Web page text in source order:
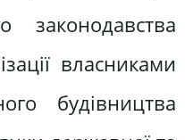
законодавства
власниками
будівництва